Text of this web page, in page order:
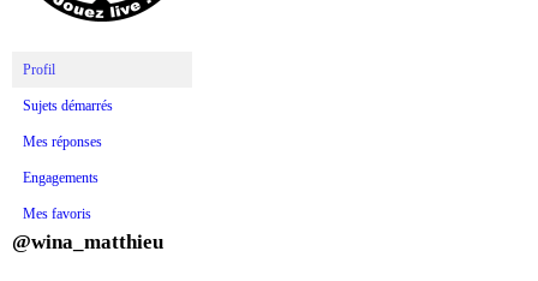
Profil
Sujets démarrés
Mes réponses
Engagements
Mes favoris
@wina_matthieu